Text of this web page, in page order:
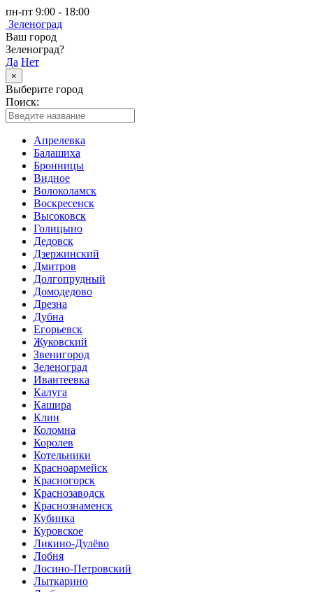
пн-пт 9:00 - 18:00
Зеленоград
Ваш город
Зеленоград?
Да Нет
×
Выберите город
Поиск:
Апрелевка
Балашиха
Бронницы
Видное
Волоколамск
Воскресенск
Высоковск
Голицыно
Дедовск
Дзержинский
Дмитров
Долгопрудный
Домодедово
Дрезна
Дубна
Егорьевск
Жуковский
Звенигород
Зеленоград
Ивантеевка
Калуга
Кашира
Клин
Коломна
Королев
Котельники
Красноармейск
Красногорск
Краснозаводск
Краснознаменск
Кубинка
Куровское
Ликино-Дулёво
Лобня
Лосино-Петровский
Лыткарино